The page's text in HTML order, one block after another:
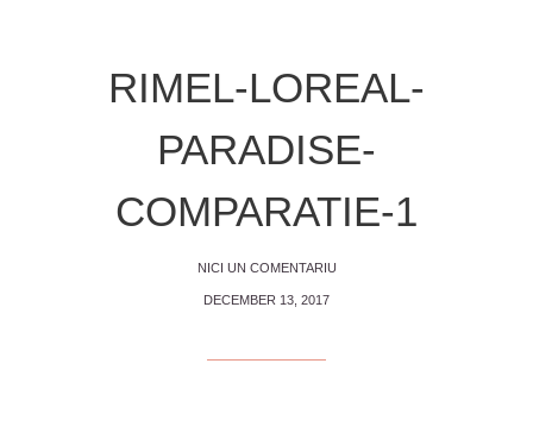
RIMEL-LOREAL-
PARADISE-
COMPARATIE-1
NICI UN COMENTARIU
DECEMBER 13, 2017